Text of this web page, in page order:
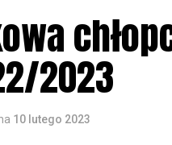
do udziału w
i wymianę
2023
10 lutego 2023